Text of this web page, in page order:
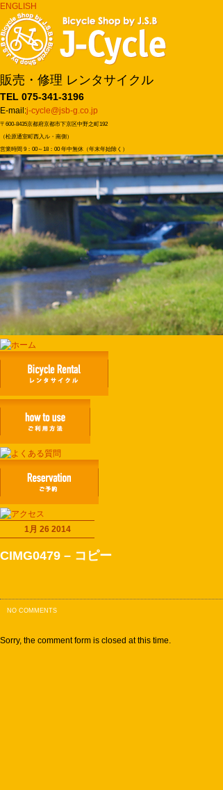
ENGLISH
販売・修理 レンタサイクル
TEL 075-341-3196
E-mail:j-cycle@jsb-g.co.jp
〒600-8435京都府京都市下京区中野之町192
（松原通室町西入ル・南側）
営業時間 9：00～18：00 年中無休（年末年始除く）
1月 26 2014
CIMG0479 – コピー
NO COMMENTS
Sorry, the comment form is closed at this time.